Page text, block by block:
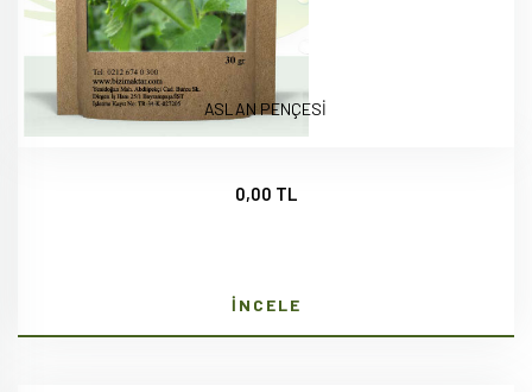
ASLAN PENÇESİ
0,00 TL
İNCELE